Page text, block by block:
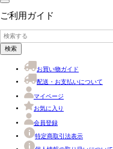
ご利用ガイド
検索
お買い物ガイド
配送・お支払いについて
マイページ
お気に入り
会員登録
特定商取引法表示